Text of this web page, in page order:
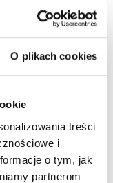
O plikach cookies
treści
i
o tym, jak
partnerom